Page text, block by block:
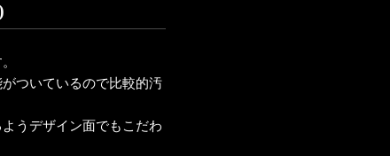
ついているので比較的汚
うデザイン面でもこだわ